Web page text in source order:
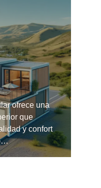
ofrece una
que
y confort